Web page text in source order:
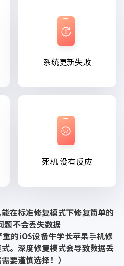
系统更新失败
死机 没有反应
在标准修复模式下修复简单的
题不会丢失数据
重的iOS设备牛学长苹果手机修
。深度修复模式会导致数据丢
要谨慎选择！）